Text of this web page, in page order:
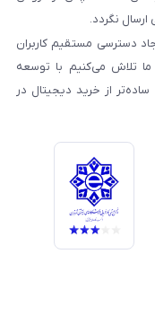
نگردد.
دسترسی مستقیم کاربران
تلاش می‌کنیم با توسعه
از خرید دیجیتال در
برای خرید کالای دیجیتال،
روشن‌تر می‌کند. ما باور
است که صداقت و شفافیت
تجربه و تخصص، با قدرت به